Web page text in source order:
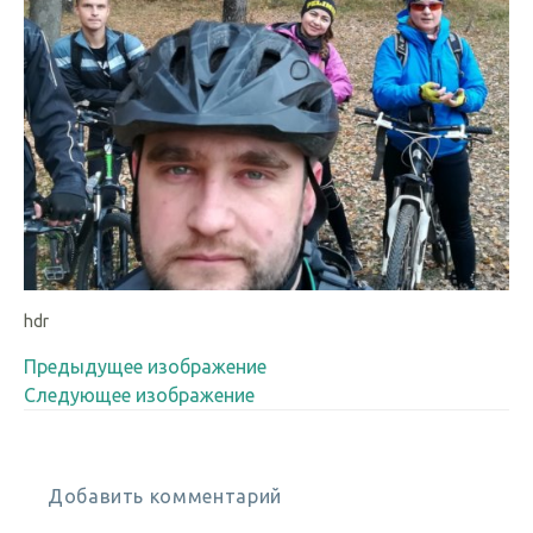
hdr
Предыдущее изображение
Следующее изображение
Добавить комментарий